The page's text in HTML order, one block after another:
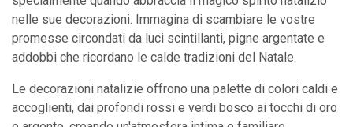
nelle sue decorazioni. Immagina di scambiare le vostre
promesse circondati da luci scintillanti, pigne argentate e
addobbi che ricordano le calde tradizioni del Natale.
Le decorazioni natalizie offrono una palette di colori caldi e
accoglienti, dai profondi rossi e verdi bosco ai tocchi di oro